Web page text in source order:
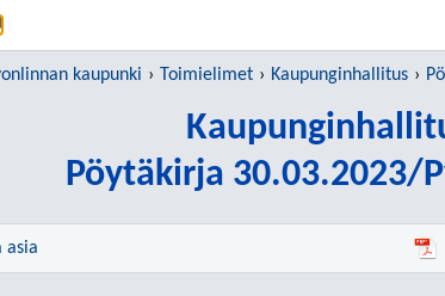
SIIRRY SUORAAN
kaupunki Toimielimet Kaupunginhallitus
Pöytäkirja 30.03.2023/
asia